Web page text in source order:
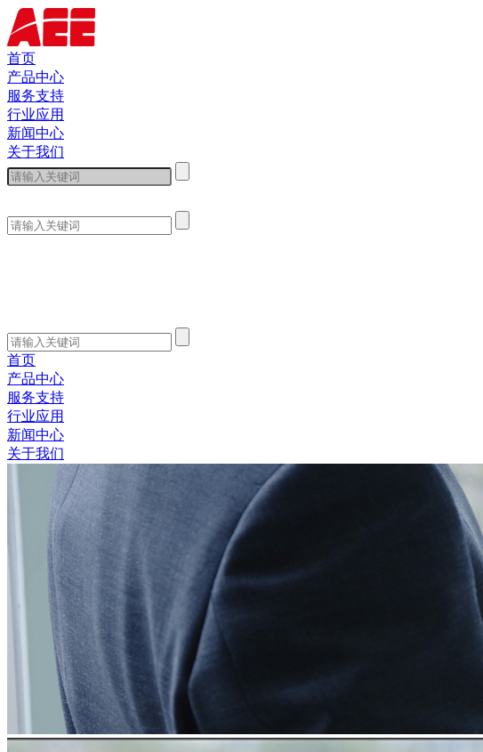
首页
产品中心
服务支持
行业应用
新闻中心
关于我们
首页
产品中心
服务支持
行业应用
新闻中心
关于我们